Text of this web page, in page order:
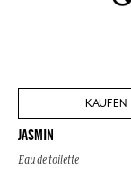
KAUFEN
JASMIN
Eau de toilette